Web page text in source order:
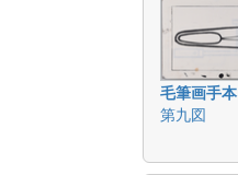
毛筆画手本
第九図